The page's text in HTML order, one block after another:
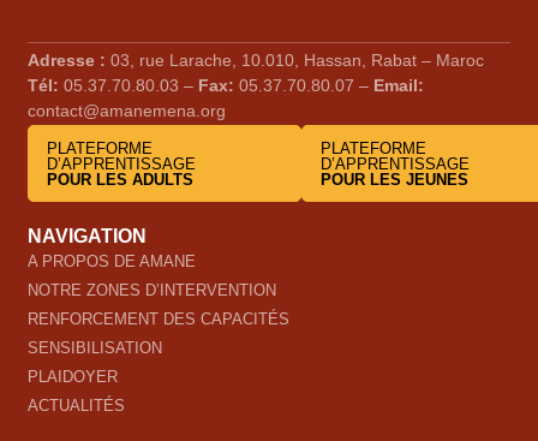
Adresse : 03, rue Larache, 10.010, Hassan, Rabat – Maroc
Tél: 05.37.70.80.03 – Fax: 05.37.70.80.07 – Email:
contact@amanemena.org
PLATEFORME
D’APPRENTISSAGE
POUR LES ADULTS
PLATEFORME
D’APPRENTISSAGE
POUR LES JEUNES
NAVIGATION
A PROPOS DE AMANE
NOTRE ZONES D’INTERVENTION
RENFORCEMENT DES CAPACITÉS
SENSIBILISATION
PLAIDOYER
ACTUALITÉS